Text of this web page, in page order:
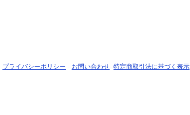
プライバシーポリシー - お問い合わせ- 特定商取引法に基づく表示